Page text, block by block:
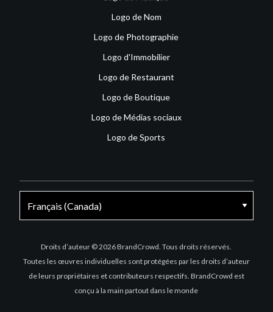
Logo de Nom
Logo de Photographie
Logo d'Immobilier
Logo de Restaurant
Logo de Boutique
Logo de Médias sociaux
Logo de Sports
Droits d’auteur © 2026 BrandCrowd. Tous droits réservés.
Toutes les œuvres individuelles sont protégées par les droits d’auteur
de leurs propriétaires et contributeurs respectifs. BrandCrowd est
conçu à la main partout dans le monde